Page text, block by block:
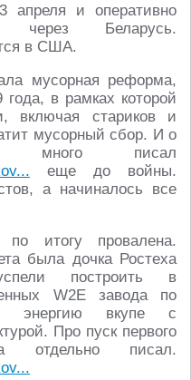
апреля и оперативно
Беларусь.
в США.
мусорная реформа,
года, в рамках которой
включая стариков и
мусорный сбор. И о
писал
еще до войны.
а начиналось все
итогу провалена.
была дочка Ростеха
построить в
W2E завода по
в энергию вкупе с
Про пуск первого
писал.